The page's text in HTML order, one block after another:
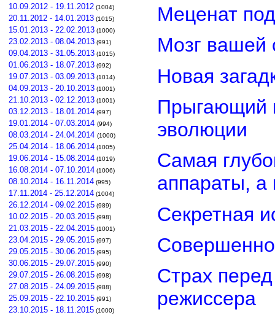
10.09.2012 - 19.11.2012 (1004)
20.11.2012 - 14.01.2013 (1015)
15.01.2013 - 22.02.2013 (1000)
23.02.2013 - 08.04.2013 (991)
09.04.2013 - 31.05.2013 (1015)
01.06.2013 - 18.07.2013 (992)
19.07.2013 - 03.09.2013 (1014)
04.09.2013 - 20.10.2013 (1001)
21.10.2013 - 02.12.2013 (1001)
03.12.2013 - 18.01.2014 (997)
19.01.2014 - 07.03.2014 (994)
08.03.2014 - 24.04.2014 (1000)
25.04.2014 - 18.06.2014 (1005)
19.06.2014 - 15.08.2014 (1019)
16.08.2014 - 07.10.2014 (1006)
08.10.2014 - 16.11.2014 (995)
17.11.2014 - 25.12.2014 (1004)
26.12.2014 - 09.02.2015 (989)
10.02.2015 - 20.03.2015 (998)
21.03.2015 - 22.04.2015 (1001)
23.04.2015 - 29.05.2015 (997)
29.05.2015 - 30.06.2015 (995)
30.06.2015 - 29.07.2015 (990)
29.07.2015 - 26.08.2015 (998)
27.08.2015 - 24.09.2015 (988)
25.09.2015 - 22.10.2015 (991)
23.10.2015 - 18.11.2015 (1000)
Меценат
Мозг вашей
Новая
Прыгающий
эволюции
Самая
аппараты, а
Секретная
Страх
режиссера